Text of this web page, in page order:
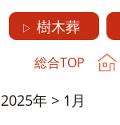
▷ 樹木葬
総合TOP
2025年 > 1月